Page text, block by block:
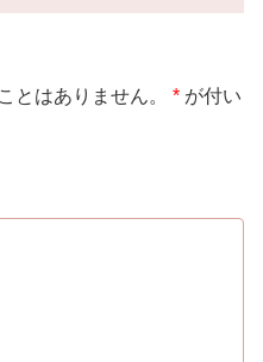
とはありません。 * が付い